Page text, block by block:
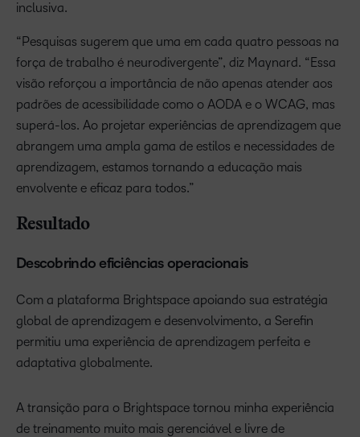
inclusiva.
“Pesquisas sugerem que uma em cada quatro pessoas na
força de trabalho é neurodivergente”, diz Maynard. “Essa
visão reforçou a importância de não apenas atender aos
padrões de acessibilidade como o AODA e o WCAG, mas
superá-los. Ao projetar experiências de aprendizagem que
abrangem uma ampla gama de estilos e necessidades de
aprendizagem, estamos tornando a educação mais
envolvente e eficaz para todos.”
Resultado
Descobrindo eficiências operacionais
Com a plataforma Brightspace apoiando sua estratégia
global de aprendizagem e desenvolvimento, a Serefin
permitiu uma experiência de aprendizagem perfeita e
adaptativa globalmente.
A transição para o Brightspace tornou minha experiência
de treinamento muito mais gerenciável e livre de